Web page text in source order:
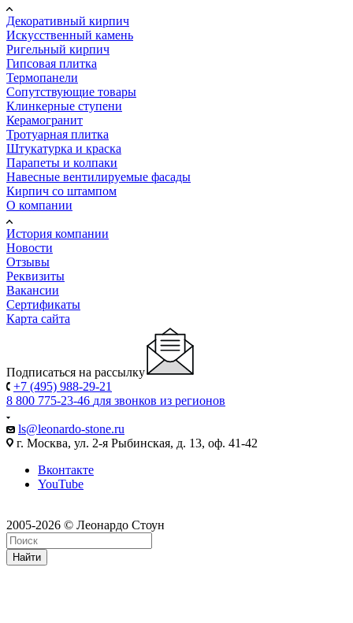
Декоративный кирпич
Искусственный камень
Ригельный кирпич
Гипсовая плитка
Термопанели
Сопутствующие товары
Клинкерные ступени
Керамогранит
Тротуарная плитка
Штукатурка и краска
Парапеты и колпаки
Навесные вентилируемые фасады
Кирпич со штампом
О компании
История компании
Новости
Отзывы
Реквизиты
Вакансии
Сертификаты
Карта сайта
Подписаться на рассылку
+7 (495) 988-29-21
8 800 775-23-46 для звонков из регионов
ls@leonardo-stone.ru
г. Москва, ул. 2-я Рыбинская, д. 13, оф. 41-42
Вконтакте
YouTube
2005-2026 © Леонардо Стоун
Найти